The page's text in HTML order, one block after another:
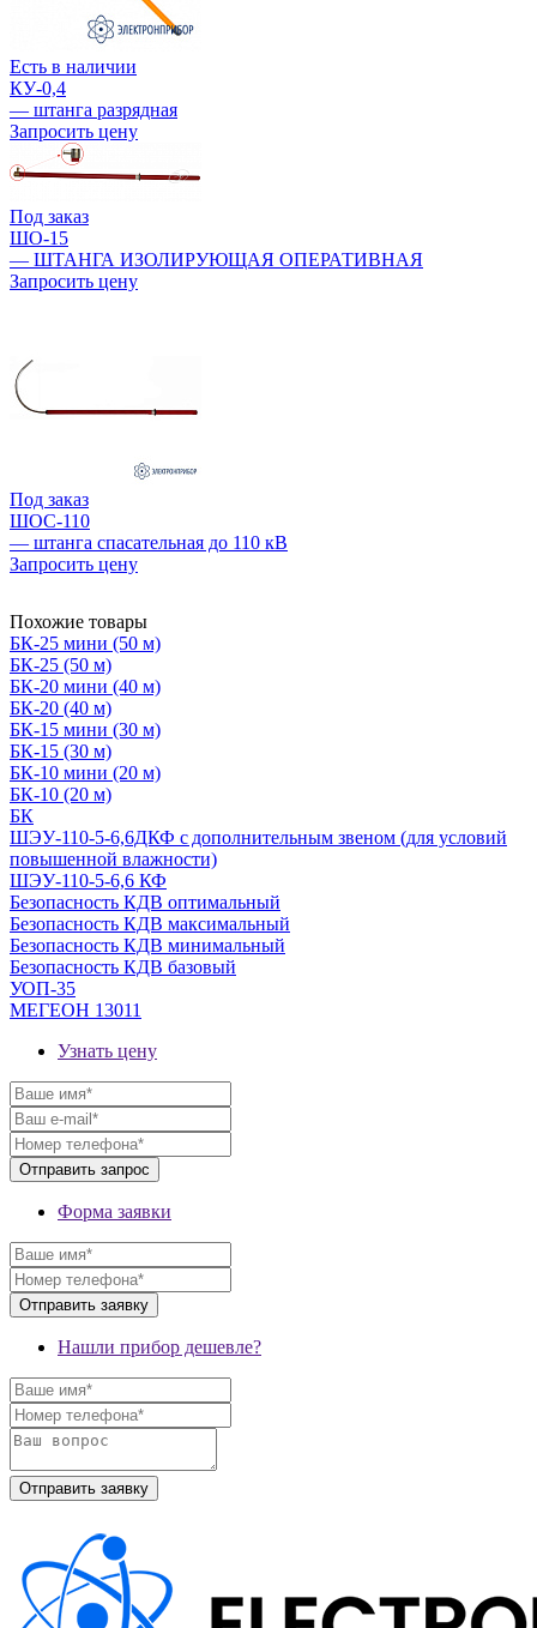
Есть в наличии
КУ-0,4
— штанга разрядная
Запросить цену
Под заказ
ШО-15
— ШТАНГА ИЗОЛИРУЮЩАЯ ОПЕРАТИВНАЯ
Запросить цену
Под заказ
ШОС-110
— штанга спасательная до 110 кВ
Запросить цену
Похожие товары
БК-25 мини (50 м)
БК-25 (50 м)
БК-20 мини (40 м)
БК-20 (40 м)
БК-15 мини (30 м)
БК-15 (30 м)
БК-10 мини (20 м)
БК-10 (20 м)
БК
ШЭУ-110-5-6,6ДКФ с дополнительным звеном (для условий
повышенной влажности)
ШЭУ-110-5-6,6 КФ
Безопасность КДВ оптимальный
Безопасность КДВ максимальный
Безопасность КДВ минимальный
Безопасность КДВ базовый
УОП-35
МЕГЕОН 13011
Узнать цену
Форма заявки
Нашли прибор дешевле?